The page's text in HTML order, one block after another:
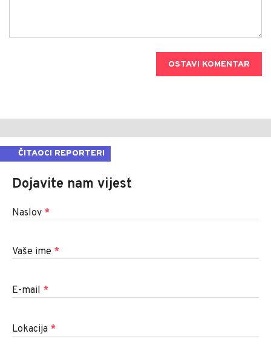
OSTAVI KOMENTAR
ČITAOCI REPORTERI
Dojavite nam vijest
Naslov *
Vaše ime *
E-mail *
Lokacija *